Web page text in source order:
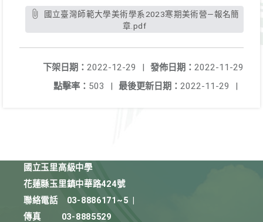
章.pdf
發佈日期： 2022-11-29
下架日期： 2022-12-29
|
最後更新日期： 2022-11-29 |
點擊率： 503 |
國立玉里高級中學
花蓮縣玉里鎮中華路424號
聯絡電話
03-8886171~5
傳真
03-8885529